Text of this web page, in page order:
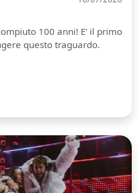
100 anni! E' il primo
questo traguardo.